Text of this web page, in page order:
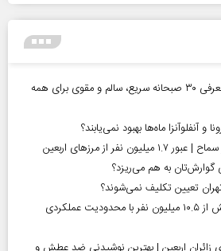
صبحانه چی درست کنم؟ معرفی ۳۰ صبحانه سریع، سالم و مقوی برای همه
و آنفلوآنزا ماه‌ها بهبود نمی‌یابند؟
گوارش‌تان به هم می‌ریزد؟
تعیین تکلیف نمی‌شوند؟
آمار معلولیت در ایران | بیش از ۱۰.۵ میلیون نفر با محدودیت عملکردی